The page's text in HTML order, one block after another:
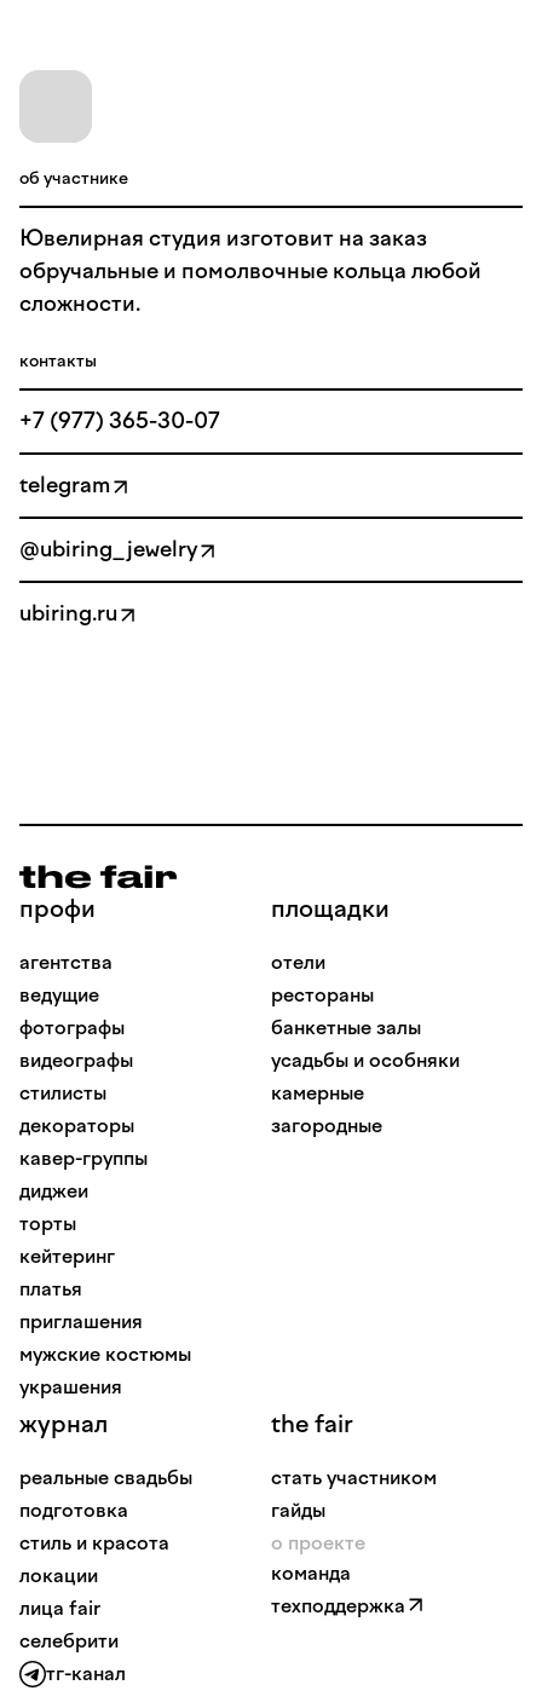
об участнике
Ювелирная студия изготовит на заказ
обручальные и помолвочные кольца любой
сложности.
контакты
+7 (977) 365-30-07
telegram
@ubiring_jewelry
ubiring.ru
профи
агентства
ведущие
фотографы
видеографы
стилисты
декораторы
кавер-группы
диджеи
торты
кейтеринг
платья
приглашения
мужские костюмы
украшения
площадки
отели
рестораны
банкетные залы
усадьбы и особняки
камерные
загородные
журнал
реальные свадьбы
подготовка
стиль и красота
локации
лица fair
селебрити
the fair
стать участником
гайды
о проекте
команда
техподдержка
тг-канал